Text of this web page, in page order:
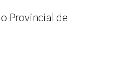
Provincial de